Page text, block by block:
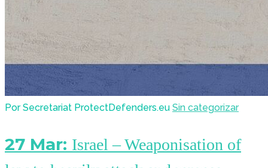
Por Secretariat ProtectDefenders.eu Sin categorizar
27 Mar: Israel – Weaponisation of